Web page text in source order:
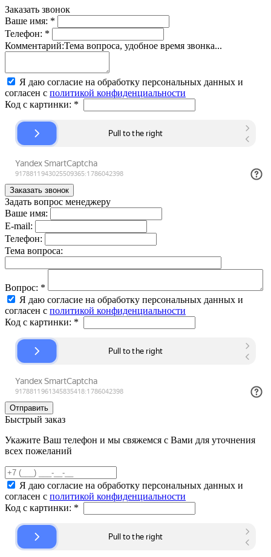
Заказать звонок
Ваше имя: *
Телефон: *
Комментарий:Тема вопроса, удобное время звонка...
Я даю согласие на обработку персональных данных и
согласен с политикой конфиденциальности
Код с картинки: *
Задать вопрос менеджеру
Ваше имя:
E-mail:
Телефон:
Тема вопроса:
Вопрос: *
Я даю согласие на обработку персональных данных и
согласен с политикой конфиденциальности
Код с картинки: *
Быстрый заказ
Укажите Ваш телефон и мы свяжемся с Вами для уточнения
всех пожеланий
Я даю согласие на обработку персональных данных и
согласен с политикой конфиденциальности
Код с картинки: *